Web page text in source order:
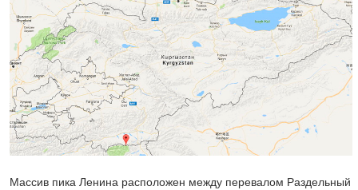
Массив пика Ленина расположен между перевалом Раздельный